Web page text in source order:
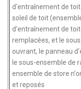
d'entraînement de
soleil de toit
d'entraînement de
remplacées, et le
ouvrant, le panneau
le sous-ensemble de
ensemble de store
et reposés